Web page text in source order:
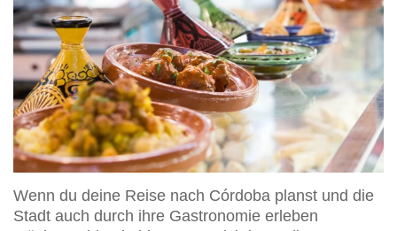
Wenn du deine Reise nach Córdoba planst und die
Stadt auch durch ihre Gastronomie erleben